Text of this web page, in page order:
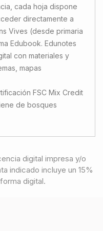
cada hoja dispone
directamente a
Vives (desde primaria
Edubook. Edunotes
con materiales y
mapas
FSC Mix Credit
de bosques
digital impresa y/o
indicado incluye un 15%
digital.